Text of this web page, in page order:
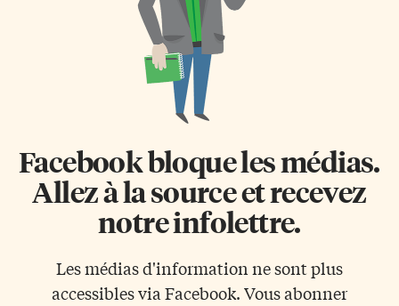
Facebook bloque les médias.
Allez à la source et recevez
notre infolettre.
Les médias d'information ne sont plus
accessibles via Facebook. Vous abonner